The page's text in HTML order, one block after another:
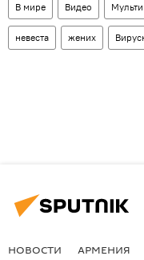
В мире Видео
невеста жених
НОВОСТИ АРМЕНИЯ